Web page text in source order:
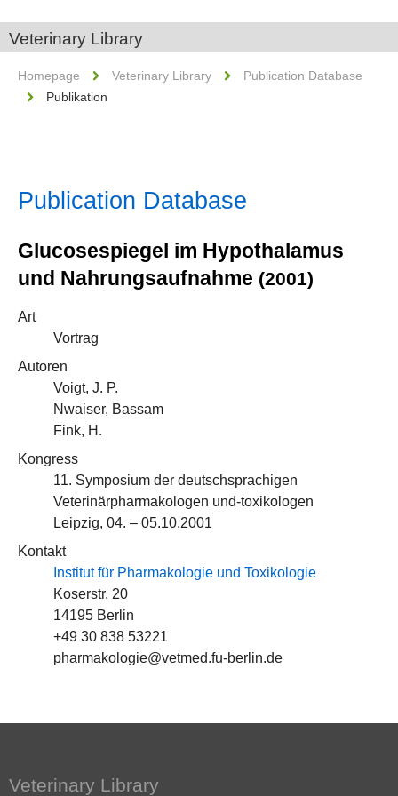
Veterinary Library
Homepage Veterinary Library
Publication Database
Publikation
Publication Database
Glucosespiegel im Hypothalamus
und Nahrungsaufnahme (2001)
Art
Vortrag
Autoren
Voigt, J. P.
Nwaiser, Bassam
Fink, H.
Kongress
11. Symposium der deutschsprachigen
Veterinärpharmakologen und-toxikologen
Leipzig, 04. – 05.10.2001
Kontakt
Institut für Pharmakologie und Toxikologie
Koserstr. 20
14195 Berlin
+49 30 838 53221
pharmakologie@vetmed.fu-berlin.de
Veterinary Library